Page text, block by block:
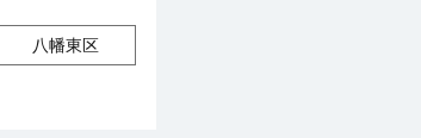
八幡東区